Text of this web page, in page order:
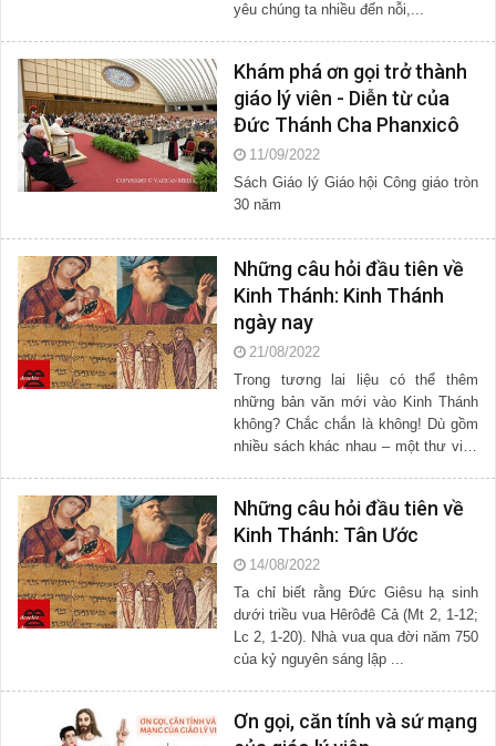
yêu chúng ta nhiều đến nỗi,...
Khám phá ơn gọi trở thành
giáo lý viên - Diễn từ của
Đức Thánh Cha Phanxicô
11/09/2022
Sách Giáo lý Giáo hội Công giáo tròn
30 năm
Những câu hỏi đầu tiên về
Kinh Thánh: Kinh Thánh
ngày nay
21/08/2022
Trong tương lai liệu có thể thêm
những bản văn mới vào Kinh Thánh
không? Chắc chắn là không! Dù gồm
nhiều sách khác nhau – một thư viện
Những câu hỏi đầu tiên về
Kinh Thánh: Tân Ước
14/08/2022
Ta chỉ biết rằng Đức Giêsu hạ sinh
dưới triều vua Hêrôđê Cả (Mt 2, 1-12;
Lc 2, 1-20). Nhà vua qua đời năm 750
của kỷ nguyên sáng lập ...
Ơn gọi, căn tính và sứ mạng